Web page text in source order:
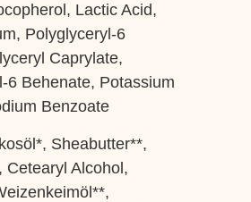
Lactic Acid,
Polyglyceryl-6
Caprylate,
6 Behenate, Potassium
Benzoate
Sheabutter**,
Cetearyl Alcohol,